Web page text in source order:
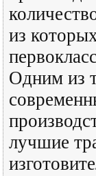
из
Одним из
лучшие